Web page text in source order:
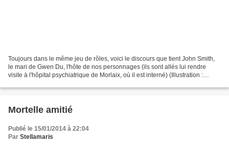
Toujours dans le même jeu de rôles, voici le discours que tient John Smith,
le mari de Gwen Du, l'hôte de nos personnages (ils sont allés lui rendre
visite à l'hôpital psychiatrique de Morlaix, où il est interné) (Illustration :
Mortelle amitié
Publié le 15/01/2014 à 22:04
Par Stellamaris